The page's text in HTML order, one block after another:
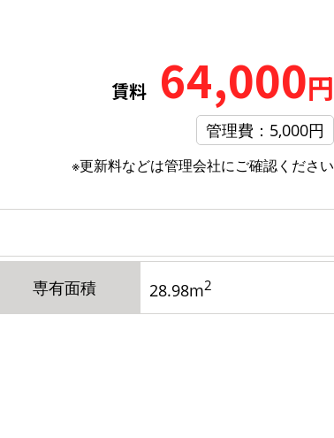
賃料 64,000円
管理費：5,000円
※更新料などは管理会社にご確認ください
専有面積 28.98m2